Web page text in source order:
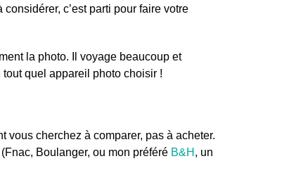
c’est parti pour faire votre
la photo. Il voyage beaucoup et
quel appareil photo choisir !
vous cherchez à comparer, pas à acheter.
Boulanger, ou mon préféré B&H , un